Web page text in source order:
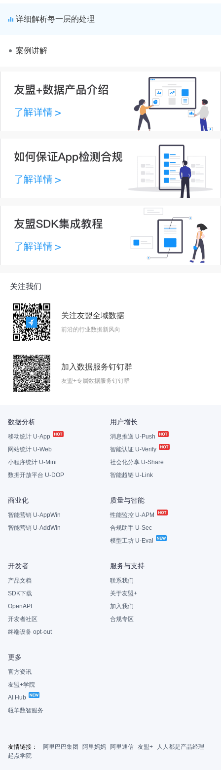
详细解析每一层的处理
案例讲解
关注我们
关注友盟全域数据
前沿的行业数据新风向
加入数据服务钉钉群
友盟+专属数据服务钉钉群
数据分析
移动统计 U-App
网站统计 U-Web
小程序统计 U-Mini
数据开放平台 U-DOP
用户增长
消息推送 U-Push
智能认证 U-Verify
社会化分享 U-Share
智能超链 U-Link
商业化
智能营销 U-AppWin
智能营销 U-AddWin
质量与智能
性能监控 U-APM
合规助手 U-Sec
模型工坊 U-Eval
开发者
产品文档
SDK下载
OpenAPI
开发者社区
终端设备 opt-out
服务与支持
联系我们
关于友盟+
加入我们
合规专区
更多
官方资讯
友盟+学院
AI Hub
瓴羊数智服务
友情链接： 阿里巴巴集团 阿里妈妈 阿里通信 友盟+
人人都是产品经理
起点学院